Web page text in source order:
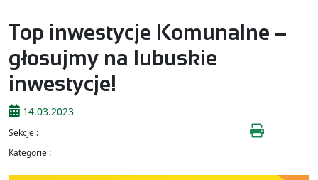
Top inwestycje Komunalne –
głosujmy na lubuskie
inwestycje!
14.03.2023
Sekcje :
Kategorie :